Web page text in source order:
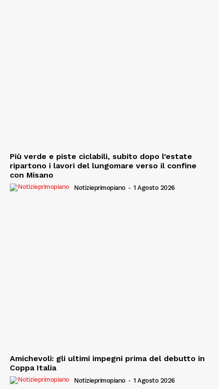
Più verde e piste ciclabili, subito dopo l’estate
ripartono i lavori del lungomare verso il confine
con Misano
Notizieprimopiano - 1 Agosto 2026
Amichevoli: gli ultimi impegni prima del debutto in
Coppa Italia
Notizieprimopiano - 1 Agosto 2026